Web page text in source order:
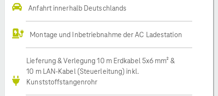
Anfahrt innerhalb Deutschlands
Montage und Inbetriebnahme der AC Ladestation
Lieferung & Verlegung 10 m Erdkabel 5x6 mm² &
10 m LAN-Kabel (Steuerleitung) inkl.
Kunststoffstangenrohr